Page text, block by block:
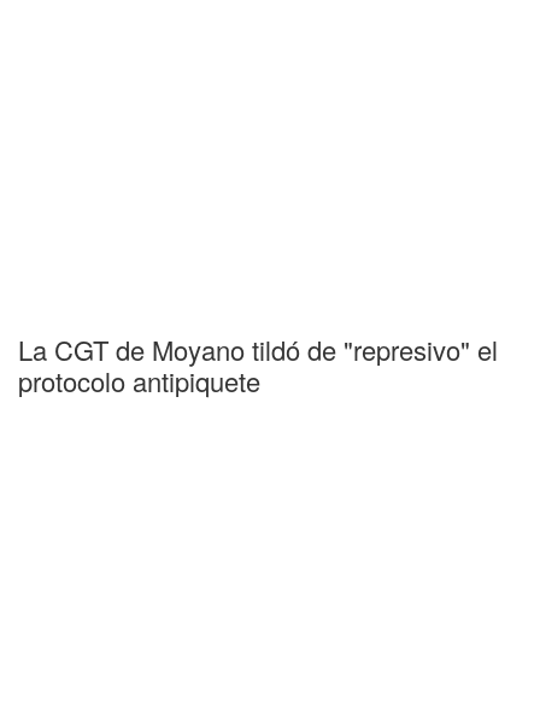
La CGT de Moyano tildó de "represivo" el
protocolo antipiquete